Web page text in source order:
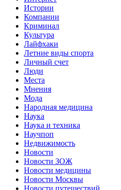
Истории
Компании
Криминал
Культура
Лайфхаки
Летние виды спорта
Личный счет
Люди
Места
Мнения
Мода
Народная медицина
Наука
Наука и техника
Научпоп
Недвижимость
Новости
Новости ЗОЖ
Новости медицины
Новости Москвы
Новости путешествий